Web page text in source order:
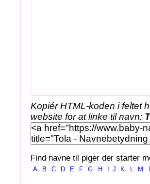
Kopiér HTML-koden i feltet
website for at linke til navn:
Find navne til piger der starter
A B C D E F G H J K L M